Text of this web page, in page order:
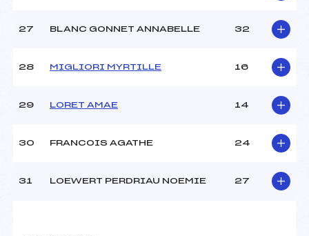
27 BLANC GONNET ANNABELLE 32
28 MIGLIORI MYRTILLE 16
29 LORET AMAE 14
30 FRANCOIS AGATHE 24
31 LOEWERT PERDRIAU NOEMIE 27